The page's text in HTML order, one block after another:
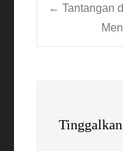
Post
← Tantangan